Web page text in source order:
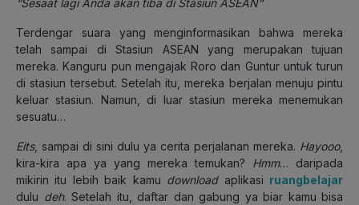
Terdengar suara yang menginformasikan bahwa mereka
telah sampai di Stasiun ASEAN yang merupakan tujuan
mereka. Kanguru pun mengajak Roro dan Guntur untuk turun
di stasiun tersebut. Setelah itu, mereka berjalan menuju pintu
keluar stasiun. Namun, di luar stasiun mereka menemukan
sesuatu…
Eits, sampai di sini dulu ya cerita perjalanan mereka. Hayooo,
kira-kira apa ya yang mereka temukan? Hmm… daripada
mikirin itu lebih baik kamu downloadaplikasi ruangbelajar
dulu deh. Setelah itu, daftar dan gabung ya biar kamu bisa